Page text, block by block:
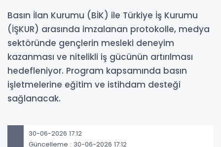
Basın İlan Kurumu (BİK) ile Türkiye İş Kurumu
(İŞKUR) arasında imzalanan protokolle, medya
sektöründe gençlerin mesleki deneyim
kazanması ve nitelikli iş gücünün artırılması
hedefleniyor. Program kapsamında basın
işletmelerine eğitim ve istihdam desteği
sağlanacak.
30-06-2026 17:12
Güncelleme : 30-06-2026 17:12